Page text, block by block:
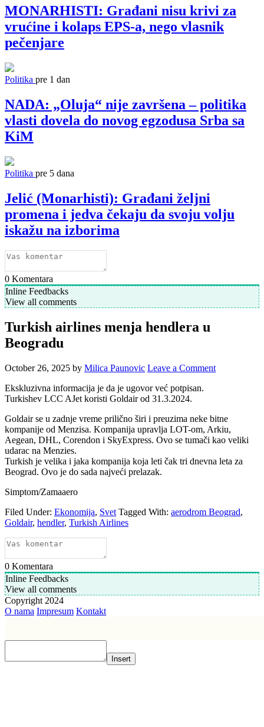
MONARHISTI: Građani nisu krivi za
vrućine i kolaps EPS-a, nego vlasnik
pečenjare
Politika pre 1 dan
NADA: „Oluja“ nije završena – politika
vlasti dovela do novog egzodusa Srba sa
KiM
Politika pre 5 dana
Jelić (Monarhisti): Građani željni
promena i jedva čekaju da svoju volju
iskažu na izborima
0 Komentara
Inline Feedbacks
View all comments
Turkish airlines menja hendlera u
Beogradu
October 26, 2025 by Milica Paunovic Leave a Comment
Ekskluzivna informacija je da je ugovor već potpisan.
Turkishev LCC AJet koristi Goldair od 31.3.2024.
Goldair se u zadnje vreme prilično širi i preuzima neke bitne
kompanije od Menzisa. Kompanija upravlja LOT-om, Arkiu,
Aegean, DHL, Corendon i SkyExpress. Ovo se tumači kao veliki
udarac na Menzies.
Turkish je velika i jaka kompanija koja leti čak tri dnevna leta za
Beograd. Ovo je do sada najveći prelazak.
Simptom/Zamaaero
Filed Under: Ekonomija, Svet Tagged With: aerodrom Beograd,
Goldair, hendler, Turkish Airlines
0 Komentara
Inline Feedbacks
View all comments
Copyright 2024
O nama Impresum Kontakt
Insert